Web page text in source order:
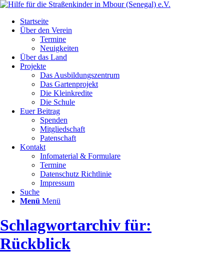
Startseite
Über den Verein
Termine
Neuigkeiten
Über das Land
Projekte
Das Ausbildungszentrum
Das Gartenprojekt
Die Kleinkredite
Die Schule
Euer Beitrag
Spenden
Mitgliedschaft
Patenschaft
Kontakt
Infomaterial & Formulare
Termine
Datenschutz Richtlinie
Impressum
Suche
Menü Menü
Schlagwortarchiv für:
Rückblick